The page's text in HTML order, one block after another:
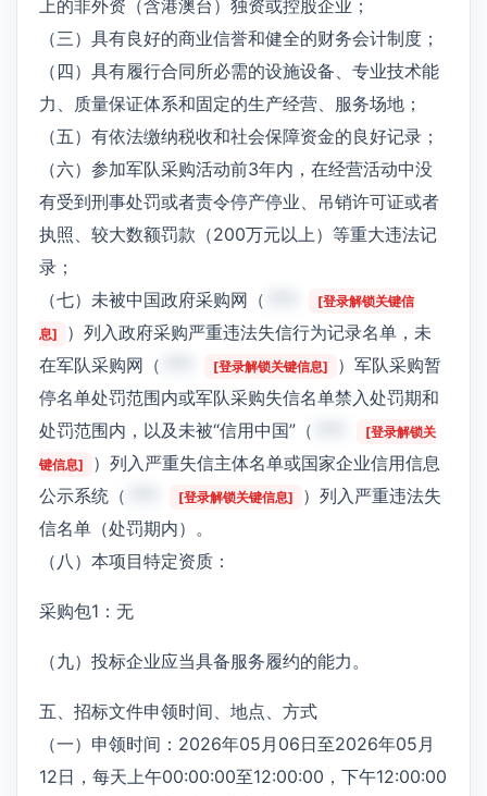
上的非外资（含港澳台）独资或控股企业；
（三）具有良好的商业信誉和健全的财务会计制度；
（四）具有履行合同所必需的设施设备、专业技术能
力、质量保证体系和固定的生产经营、服务场地；
（五）有依法缴纳税收和社会保障资金的良好记录；
（六）参加军队采购活动前3年内，在经营活动中没
有受到刑事处罚或者责令停产停业、吊销许可证或者
执照、较大数额罚款（200万元以上）等重大违法记
录；
（七）未被中国政府采购网（
[登录解锁关键信
息]
）列入政府采购严重违法失信行为记录名单，未
在军队采购网（
[登录解锁关键信息]
）军队采购暂
停名单处罚范围内或军队采购失信名单禁入处罚期和
处罚范围内，以及未被“信用中国”（
[登录解锁关
键信息]
）列入严重失信主体名单或国家企业信用信息
公示系统（
[登录解锁关键信息]
）列入严重违法失
信名单（处罚期内）。
（八）本项目特定资质：
采购包1：无
（九）投标企业应当具备服务履约的能力。
五、招标文件申领时间、地点、方式
（一）申领时间：2026年05月06日至2026年05月
12日，每天上午00:00:00至12:00:00，下午12:00:00